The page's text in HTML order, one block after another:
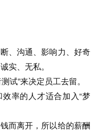
、沟通、影响力、好奇
实、无私。
试”来决定员工去留。
率的人才适合加入“梦
而离开，所以给的薪酬